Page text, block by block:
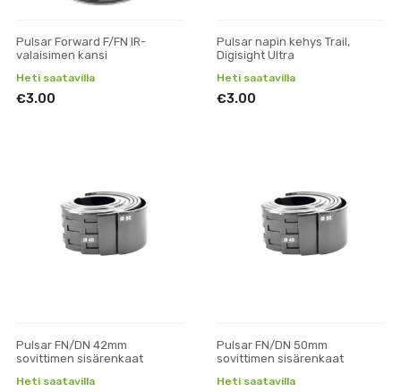
Pulsar Forward F/FN IR-
valaisimen kansi
Heti saatavilla
€3.00
Pulsar napin kehys Trail,
Digisight Ultra
Heti saatavilla
€3.00
Pulsar FN/DN 42mm
sovittimen sisärenkaat
Heti saatavilla
Pulsar FN/DN 50mm
sovittimen sisärenkaat
Heti saatavilla